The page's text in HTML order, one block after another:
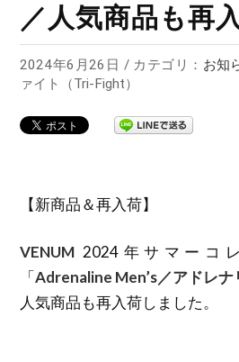
／人気商品も再
2024年6月26日 / カテゴリ： お知
ァイト（Tri-Fight）
【新商品＆再入荷】
VENUM 2024年サマーコ
「Adrenaline Men’s／アドレナ
人気商品も再入荷しました。